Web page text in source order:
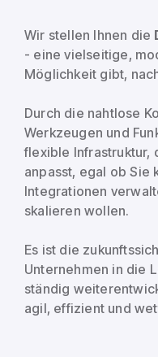
Wir stellen Ihnen die
- eine vielseitige,
Möglichkeit gibt,
Durch die nahtlose
Werkzeugen und
flexible Infrastruktur,
anpasst, egal ob Sie
Integrationen
skalieren wollen.
Es ist die
Unternehmen in die
ständig
agil, effizient und